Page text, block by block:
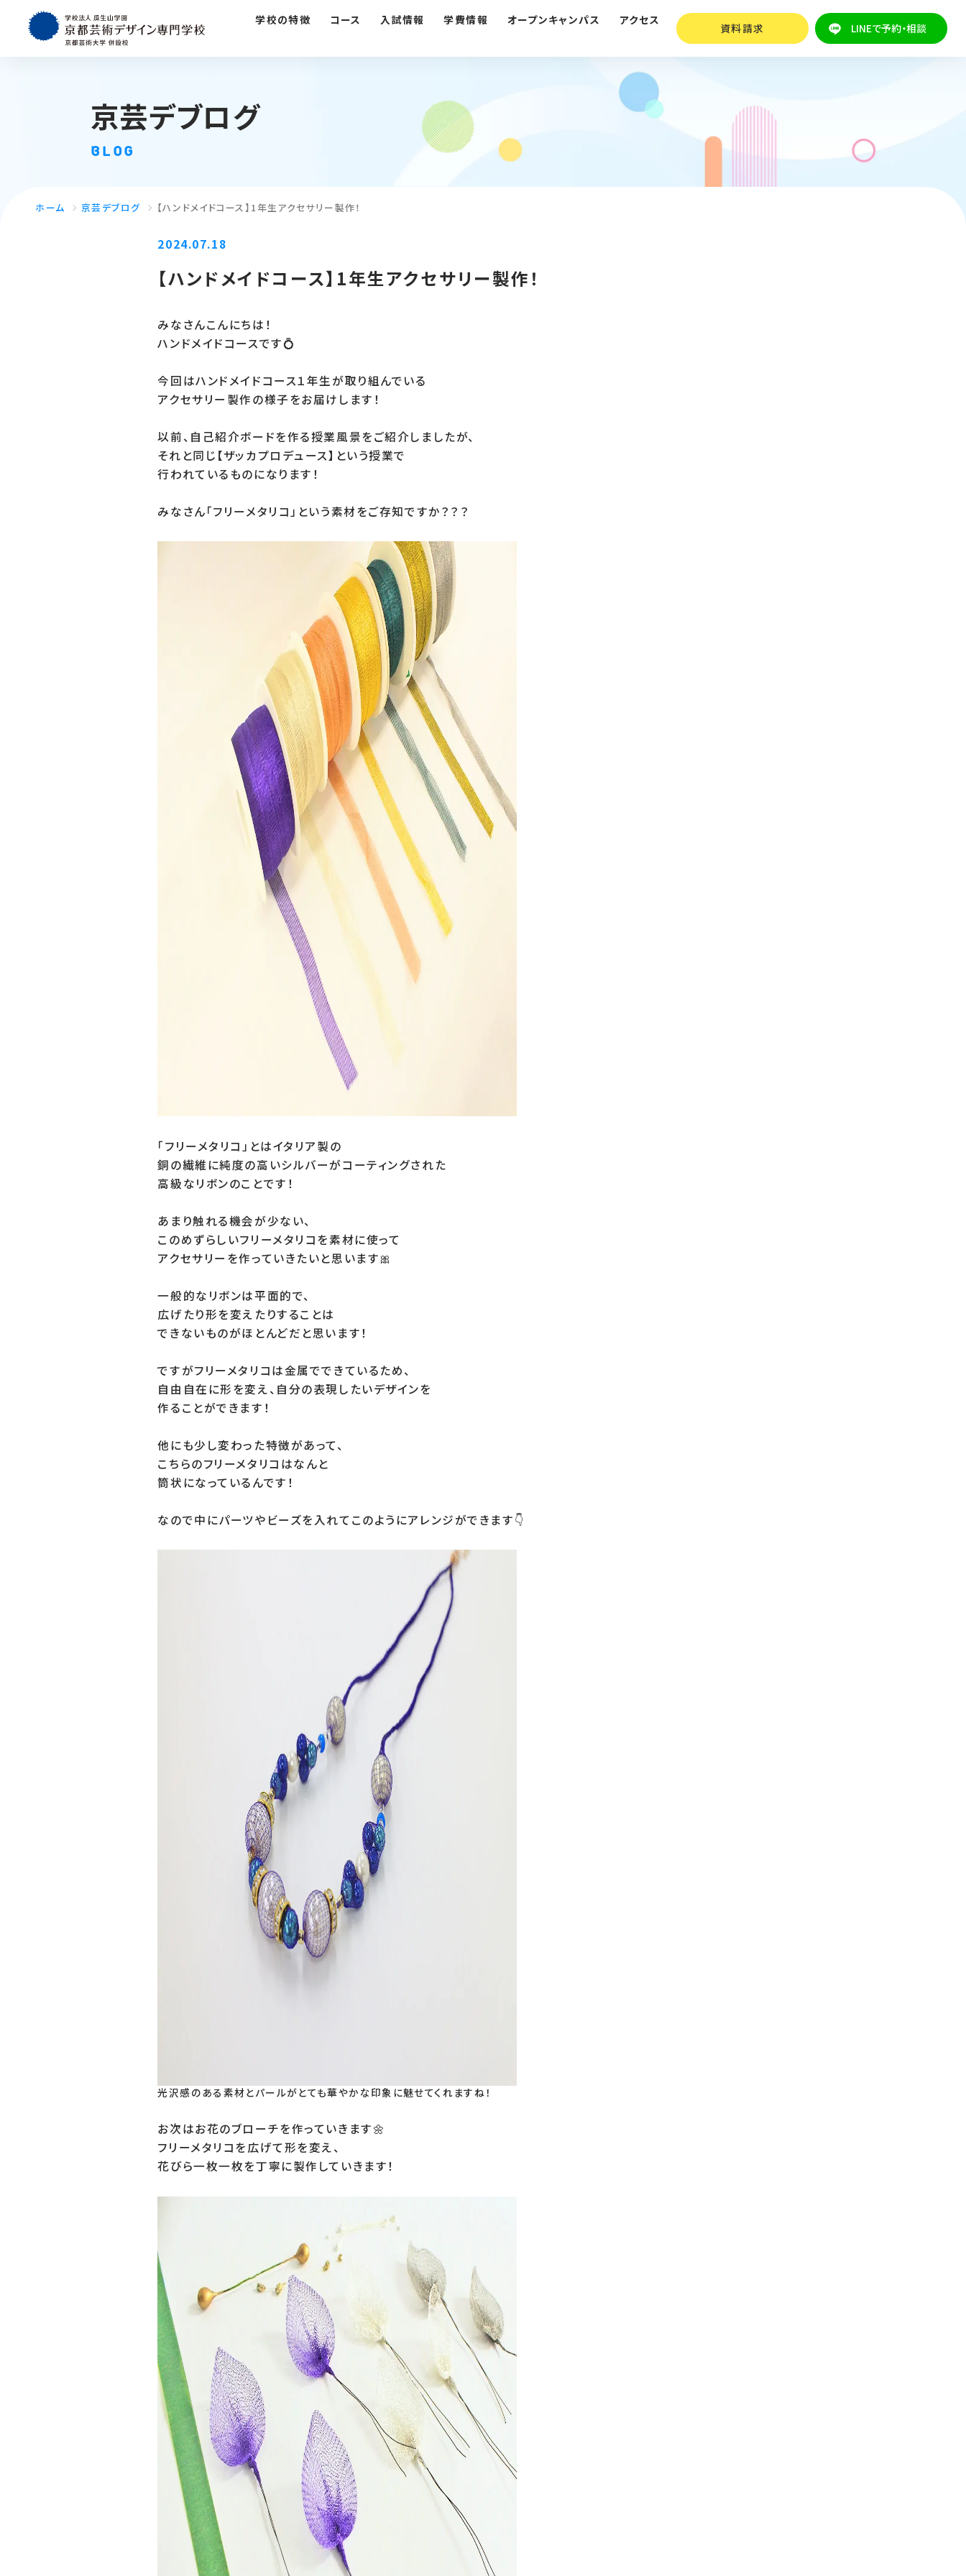
学校の特徴 コース 入試情報 学費情報 オープンキャンパス アクセス
資料請求 LINEで予約・相談
京芸デブログ
BLOG
ホーム 京芸デブログ 【ハンドメイドコース】1年生アクセサリー製作！
2024.07.18
【ハンドメイドコース】1年生アクセサリー製作！
みなさんこんにちは！
ハンドメイドコースです💍
今回はハンドメイドコース１年生が取り組んでいる
アクセサリー製作の様子をお届けします！
以前、自己紹介ボードを作る授業風景をご紹介しましたが、
それと同じ【ザッカプロデュース】という授業で
行われているものになります！
みなさん「フリーメタリコ」という素材をご存知ですか？？？
「フリーメタリコ」とはイタリア製の
銅の繊維に純度の高いシルバーがコーティングされた
高級なリボンのことです！
あまり触れる機会が少ない、
このめずらしいフリーメタリコを素材に使って
アクセサリーを作っていきたいと思います🎀
一般的なリボンは平面的で、
広げたり形を変えたりすることは
できないものがほとんどだと思います！
ですがフリーメタリコは金属でできているため、
自由自在に形を変え、自分の表現したいデザインを
作ることができます！
他にも少し変わった特徴があって、
こちらのフリーメタリコはなんと
筒状になっているんです！
なので中にパーツやビーズを入れてこのようにアレンジができます👇
光沢感のある素材とパールがとても華やかな印象に魅せてくれますね！
お次はお花のブローチを作っていきます🌼
フリーメタリコを広げて形を変え、
花びら一枚一枚を丁寧に製作していきます！